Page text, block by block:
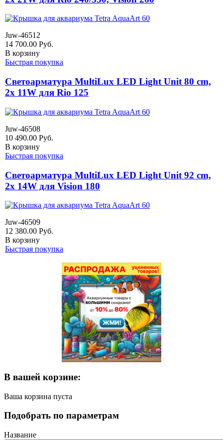
Juw-46512
14 700.00 Руб.
В корзину
Быстрая покупка
Светоарматура MultiLux LED Light Unit 80 cm,
2x 11W для Rio 125
Juw-46508
10 490.00 Руб.
В корзину
Быстрая покупка
Светоарматура MultiLux LED Light Unit 92 cm,
2x 14W для Vision 180
Juw-46509
12 380.00 Руб.
В корзину
Быстрая покупка
В вашей корзине:
Ваша корзина пуста
Подобрать по параметрам
Название